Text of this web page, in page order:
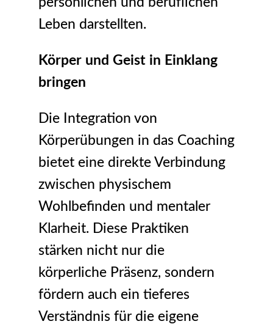
Leben darstellten.
Körper und Geist in Einklang
bringen
Die Integration von
Körperübungen in das Coaching
bietet eine direkte Verbindung
zwischen physischem
Wohlbefinden und mentaler
Klarheit. Diese Praktiken
stärken nicht nur die
körperliche Präsenz, sondern
fördern auch ein tieferes
Verständnis für die eigene